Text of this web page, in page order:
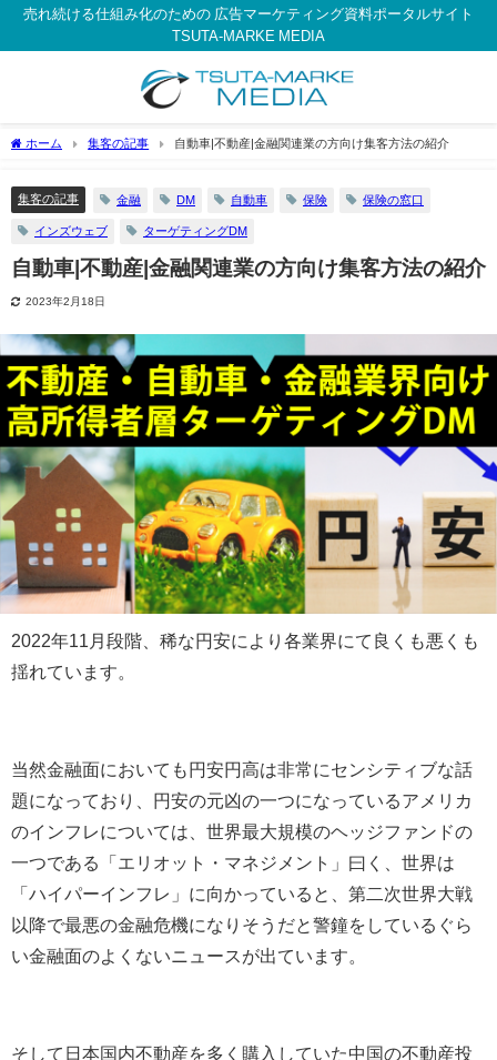
売れ続ける仕組み化のための 広告マーケティング資料ポータルサイト
TSUTA-MARKE MEDIA
ホーム 集客の記事 自動車|不動産|金融関連業の方向け集客方法の紹介
集客の記事 金融 DM 自動車 保険 保険の窓口
インズウェブ ターゲティングDM
自動車|不動産|金融関連業の方向け集客方法の紹介
2023年2月18日
2022年11 月段階、稀な円安により各業界にて良くも悪くも
揺れています。
当然金融面においても円安円高は非常にセンシティブな話
題になっており、円安の元凶の一つになっているアメリカ
のインフレについては、世界最大規模のヘッジファンドの
一つである「エリオット・マネジメント」曰く、世界は
「ハイパーインフレ」に向かっていると、第二次世界大戦
以降で最悪の金融危機になりそうだと警鐘をしているぐら
い金融面のよくないニュースが出ています。
そして日本国内不動産を多く購入していた中国の不動産投